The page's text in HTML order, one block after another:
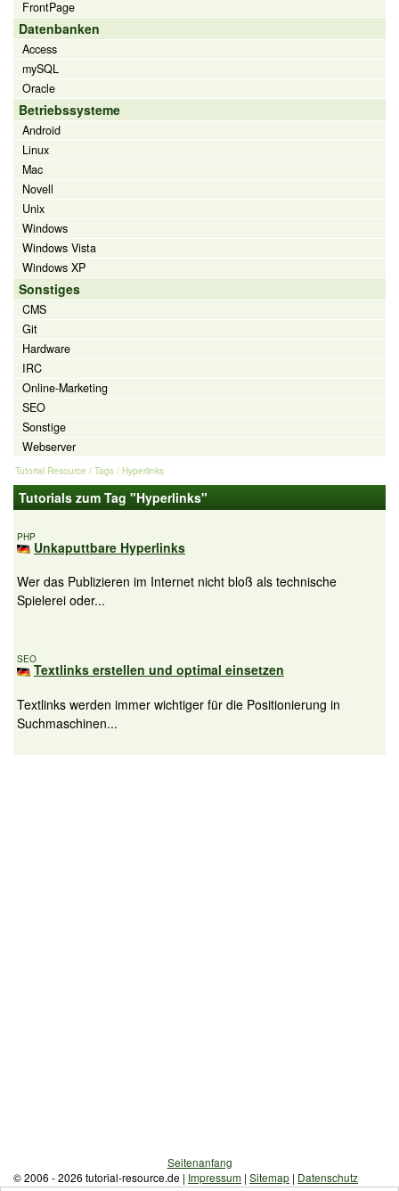
FrontPage
Datenbanken
Access
mySQL
Oracle
Betriebssysteme
Android
Linux
Mac
Novell
Unix
Windows
Windows Vista
Windows XP
Sonstiges
CMS
Git
Hardware
IRC
Online-Marketing
SEO
Sonstige
Webserver
Tutorial Resource / Tags / Hyperlinks
Tutorials zum Tag "Hyperlinks"
PHP
Unkaputtbare Hyperlinks
Wer das Publizieren im Internet nicht bloß als technische
Spielerei oder...
SEO
Textlinks erstellen und optimal einsetzen
Textlinks werden immer wichtiger für die Positionierung in
Suchmaschinen...
Seitenanfang
© 2006 - 2026 tutorial-resource.de | Impressum | Sitemap | Datenschutz